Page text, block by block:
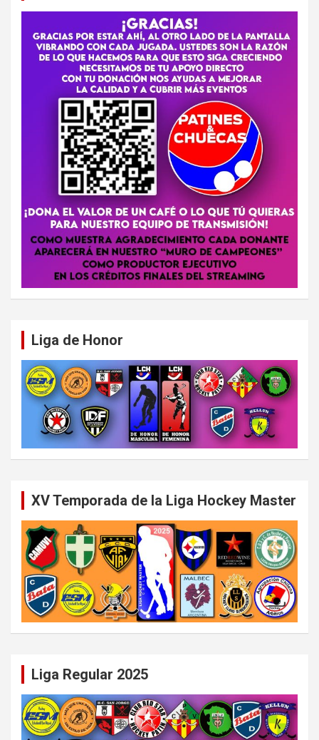
Liga de Honor
XV Temporada de la Liga Hockey Master
Liga Regular 2025